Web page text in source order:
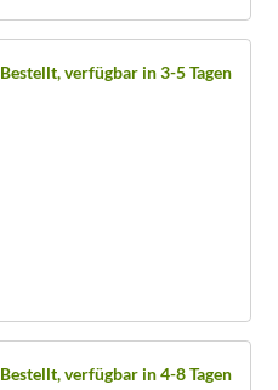
Bestellt, verfügbar in 3-5 Tagen
Bestellt, verfügbar in 4-8 Tagen